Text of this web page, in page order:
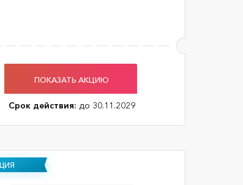
ПОКАЗАТЬ АКЦИЮ
Срок действия: до 30.11.2029